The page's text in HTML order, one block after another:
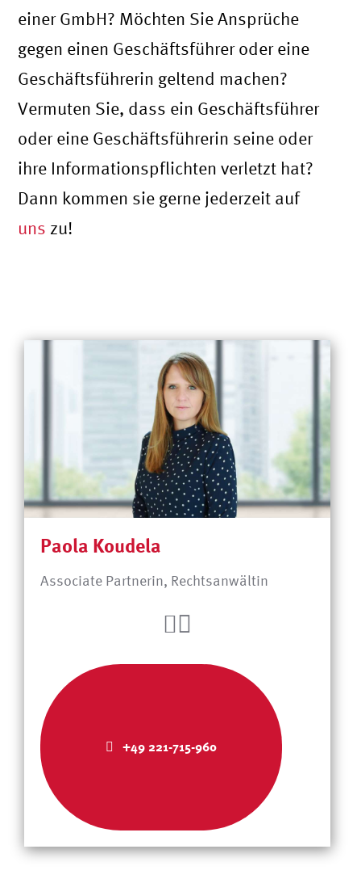
einer GmbH? Möchten Sie Ansprüche
gegen einen Geschäftsführer oder eine
Geschäftsführerin geltend machen?
Vermuten Sie, dass ein Geschäftsführer
oder eine Geschäftsführerin seine oder
ihre Informationspflichten verletzt hat?
Dann kommen sie gerne jederzeit auf
uns zu!
Paola Koudela
Associate Partnerin, Rechtsanwältin
+49 221-715-960